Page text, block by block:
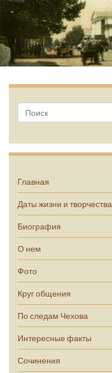
Главная
Даты жизни и творчества
Биография
О нем
Фото
Круг общения
По следам Чехова
Интересные факты
Сочинения